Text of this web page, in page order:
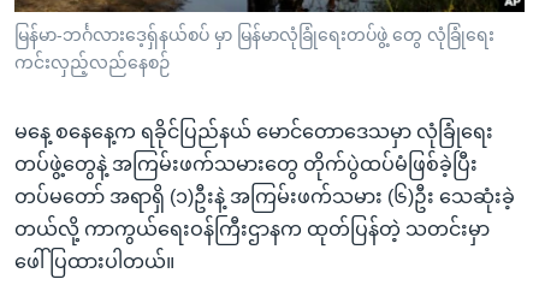
သို့
ကျော်
ရှာဖွေ
ဗွီအိုအေ လူမှုကွန်ယက်များ
ဘာသာစကားများ
မြန်မာ-ဘင်္ဂလားဒေ့ရှ်နယ်စပ် မှာ မြန်မာလုံခြုံရေးတပ်ဖွဲ့ တွေ လုံခြုံရေး
ကင်းလှည့်လည်နေစဉ်
မနေ့ စနေနေ့က ရခိုင်ပြည်နယ် မောင်တောဒေသမှာ လုံခြုံရေး
တပ်ဖွဲ့တွေနဲ့ အကြမ်းဖက်သမားတွေ တိုက်ပွဲထပ်မံဖြစ်ခဲ့ပြီး
တပ်မတော် အရာရှိ (၁)ဦးနဲ့ အကြမ်းဖက်သမား (၆)ဦး သေဆုံးခဲ့
တယ်လို့ ကာကွယ်ရေးဝန်ကြီးဌာနက ထုတ်ပြန်တဲ့ သတင်းမှာ
ဖေါ်ပြထားပါတယ်။